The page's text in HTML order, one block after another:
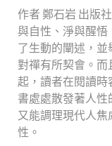
作者 鄭石岩 出版
與自性、淨與醒悟
了生動的闡述，
對禪有所契會。而
起，讀者在閱讀時
書處處散發著人性
又能調理現代人
性。